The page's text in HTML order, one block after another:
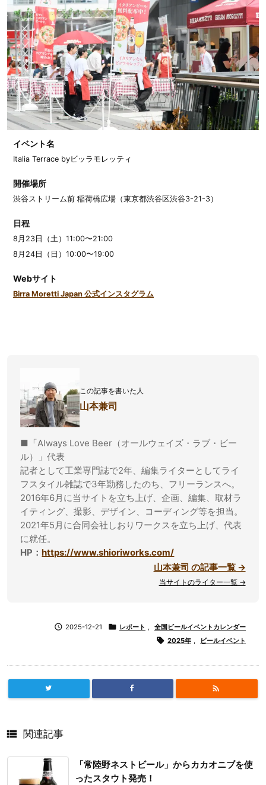
イベント名
Italia Terrace byビッラモレッティ
開催場所
渋谷ストリーム前 稲荷橋広場（東京都渋谷区渋谷3-21-3）
日程
8月23日（土）11:00〜21:00
8月24日（日）10:00〜19:00
Webサイト
Birra Moretti Japan 公式インスタグラム
この記事を書いた人
山本兼司
■「Always Love Beer（オールウェイズ・ラブ・ビー
ル）」代表
記者として工業専門誌で2年、編集ライターとしてライ
フスタイル雑誌で3年勤務したのち、フリーランスへ。
2016年6月に当サイトを立ち上げ、企画、編集、取材ラ
イティング、撮影、デザイン、コーディング等を担当。
2021年5月に合同会社しおりワークスを立ち上げ、代表
に就任。
HP：https://www.shioriworks.com/
山本兼司 の記事一覧 →
当サイトのライター一覧 →
 2025-12-21  レポート 全国ビールイベントカレンダー
 2025年 ビールイベント

 関連記事
「常陸野ネストビール」からカカオニブを使
ったスタウト発売！